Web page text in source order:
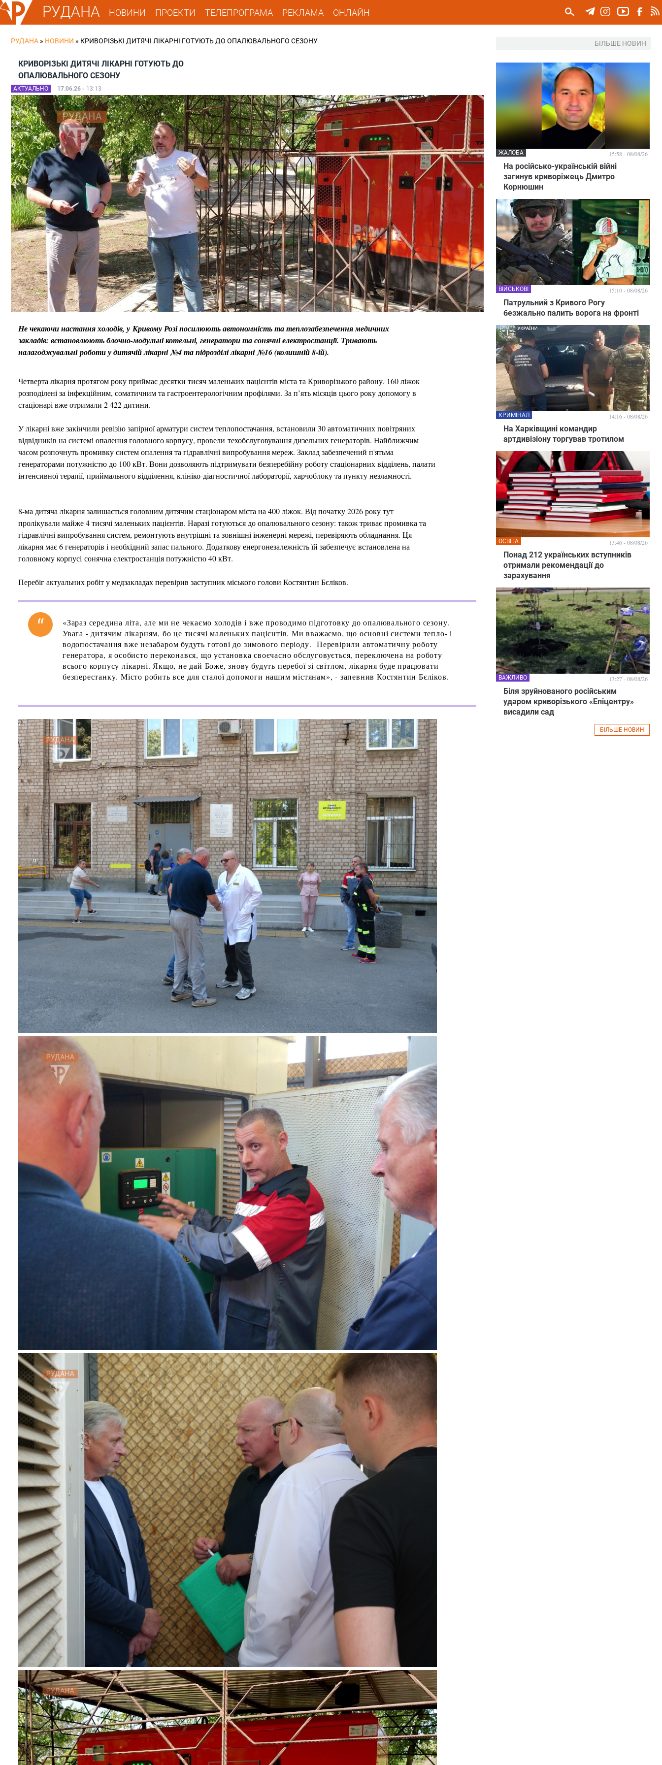
РУДАНА НОВИНИ ПРОЕКТИ ТЕЛЕПРОГРАМА РЕКЛАМА ОНЛАЙН
РУДАНА » НОВИНИ » КРИВОРІЗЬКІ ДИТЯЧІ ЛІКАРНІ ГОТУЮТЬ ДО ОПАЛЮВАЛЬНОГО СЕЗОНУ
КРИВОРІЗЬКІ ДИТЯЧІ ЛІКАРНІ ГОТУЮТЬ ДО
ОПАЛЮВАЛЬНОГО СЕЗОНУ
АКТУАЛЬНО 17.06.26 - 13:13
Не чекаючи настання холодів, у Кривому Розі посилюють автономність та теплозабезпечення медичних
закладів: встановлюють блочно-модульні котельні, генератори та сонячні електростанції. Тривають
налагоджувальні роботи у дитячій лікарні №4 та підрозділі лікарні №16 (колишній 8-ій).
Четверта лікарня протягом року приймає десятки тисяч маленьких пацієнтів міста та Криворізького району. 160 ліжок
розподілені за інфекційним, соматичним та гастроентерологічним профілями. За п’ять місяців цього року допомогу в
стаціонарі вже отримали 2 422 дитини.
У лікарні вже закінчили ревізію запірної арматури систем теплопостачання, встановили 30 автоматичних повітряних
відвідників на системі опалення головного корпусу, провели техобслуговування дизельних генераторів. Найближчим
часом розпочнуть промивку систем опалення та гідравлічні випробування мереж. Заклад забезпечений п'ятьма
генераторами потужністю до 100 кВт. Вони дозволяють підтримувати безперебійну роботу стаціонарних відділень, палати
інтенсивної терапії, приймального відділення, клініко-діагностичної лабораторії, харчоблоку та пункту незламності.
8-ма дитяча лікарня залишається головним дитячим стаціонаром міста на 400 ліжок. Від початку 2026 року тут
пролікували майже 4 тисячі маленьких пацієнтів. Наразі готуються до опалювального сезону: також триває промивка та
гідравлічні випробування систем, ремонтують внутрішні та зовнішні інженерні мережі, перевіряють обладнання. Ця
лікарня має 6 генераторів і необхідний запас пального. Додаткову енергонезалежність їй забезпечує встановлена на
головному корпусі сонячна електростанція потужністю 40 кВт.
Перебіг актуальних робіт у медзакладах перевірив заступник міського голови Костянтин Бєліков.
«Зараз середина літа, але ми не чекаємо холодів і вже проводимо підготовку до опалювального сезону.
Увага - дитячим лікарням, бо це тисячі маленьких пацієнтів. Ми вважаємо, що основні системи тепло- і
водопостачання вже незабаром будуть готові до зимового періоду. Перевірили автоматичну роботу
генератора, я особисто переконався, що установка своєчасно обслуговується, переключена на роботу
всього корпусу лікарні. Якщо, не дай Боже, знову будуть перебої зі світлом, лікарня буде працювати
безперестанку. Місто робить все для сталої допомоги нашим містянам», - запевнив Костянтин Бєліков.
БІЛЬШЕ НОВИН
На російсько-українській війні
загинув криворіжець Дмитро
Корнюшин
ЖАЛОБА 15:58 - 08/08/26
Патрульний з Кривого Рогу
безжально палить ворога на фронті
ВІЙСЬКОВІ 15:10 - 08/08/26
На Харківщині командир
артдивізіону торгував тротилом
КРИМІНАЛ 14:16 - 08/08/26
Понад 212 українських вступників
отримали рекомендації до
зарахування
ОСВІТА 13:46 - 08/08/26
Біля зруйнованого російським
ударом криворізького «Епіцентру»
висадили сад
ВАЖЛИВО 13:27 - 08/08/26
БІЛЬШЕ НОВИН